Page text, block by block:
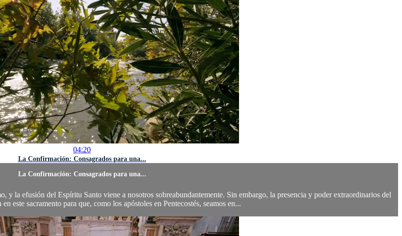
04:20
La Confirmación: Consagrados para una...
La Confirmación: Consagrados para una...
y la efusión del Espíritu Santo viene a nosotros sobreabundantemente. Sin embargo, la presencia y poder extraordinarios del
este sacramento para que, como los apóstoles en Pentecostés, seamos en...